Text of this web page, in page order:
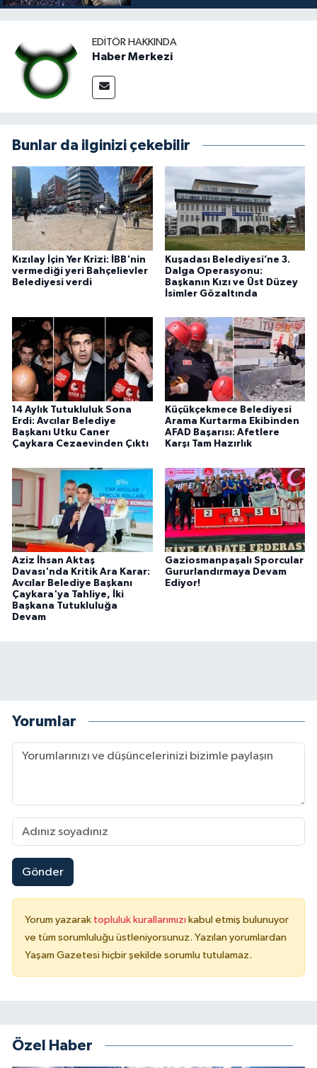
EDITÖR HAKKINDA
Haber Merkezi
Bunlar da ilginizi çekebilir
Kızılay İçin Yer Krizi: İBB'nin
vermediği yeri Bahçelievler
Belediyesi verdi
Kuşadası Belediyesi’ne 3.
Dalga Operasyonu:
Başkanın Kızı ve Üst Düzey
İsimler Gözaltında
14 Aylık Tutukluluk Sona
Erdi: Avcılar Belediye
Başkanı Utku Caner
Çaykara Cezaevinden Çıktı
Küçükçekmece Belediyesi
Arama Kurtarma Ekibinden
AFAD Başarısı: Afetlere
Karşı Tam Hazırlık
Aziz İhsan Aktaş
Davası'nda Kritik Ara Karar:
Avcılar Belediye Başkanı
Çaykara'ya Tahliye, İki
Başkana Tutukluluğa
Devam
Gaziosmanpaşalı Sporcular
Gururlandırmaya Devam
Ediyor!
Yorumlar
Gönder
Yorum yazarak topluluk kurallarımızı kabul etmiş bulunuyor
ve tüm sorumluluğu üstleniyorsunuz. Yazılan yorumlardan
Yaşam Gazetesi hiçbir şekilde sorumlu tutulamaz.
Özel Haber